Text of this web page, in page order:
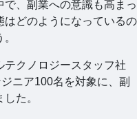
、副業への意識も高まっ
はどのようになっているの
テクノロジースタッフ社
ニア100名を対象に、副
た。